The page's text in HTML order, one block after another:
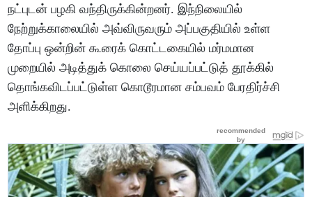
நட்புடன் பழகி வந்திருக்கின்றனர். இந்நிலையில்
நேற்றுக்காலையில் அவ்விருவரும் அப்பகுதியில் உள்ள
தோப்பு ஒன்றின் கூரைக் கொட்டகையில் மர்மமான
முறையில் அடித்துக் கொலை செய்யப்பட்டுத் தூக்கில்
தொங்கவிடப்பட்டுள்ள கொடூரமான சம்பவம் பேரதிர்ச்சி
அளிக்கிறது.